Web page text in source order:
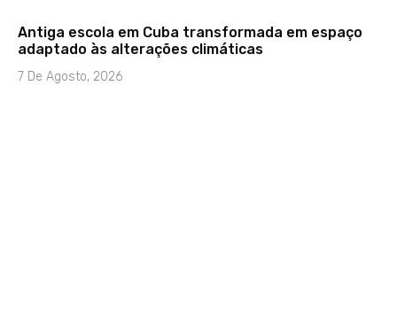
Antiga escola em Cuba transformada em espaço
adaptado às alterações climáticas
7 De Agosto, 2026